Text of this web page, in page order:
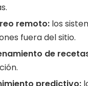
remoto: los
fuera del sitio.
de